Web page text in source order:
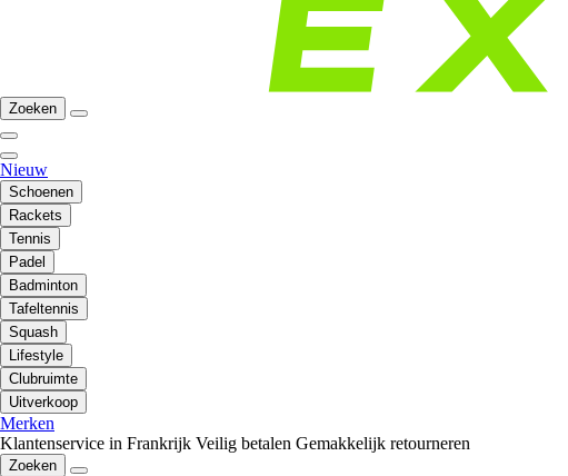
Zoeken
Nieuw
Schoenen
Rackets
Tennis
Padel
Badminton
Tafeltennis
Squash
Lifestyle
Clubruimte
Uitverkoop
Merken
Klantenservice in Frankrijk Veilig betalen Gemakkelijk retourneren
Zoeken